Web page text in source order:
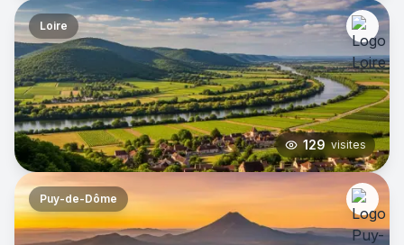
Loire
129 visites
Puy-de-Dôme